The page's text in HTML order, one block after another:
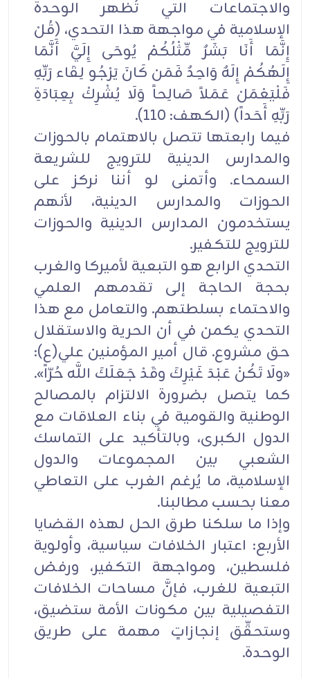
والاجتماعات التي تُظهر الوحدة
الإسلامية في مواجهة هذا التحدي، (قُلْ
إِنَّمَا أَنَا بَشَرٌ مِّثْلُكُمْ يُوحَى إِلَيَّ أَنَّمَا
إِلَهُكُمْ إِلَهٌ وَاحِدٌ فَمَن كَانَ يَرْجُو لِقَاء رَبِّهِ
فَلْيَعْمَلْ عَمَلاً صَالِحاً وَلَا يُشْرِكْ بِعِبَادَةِ
رَبِّهِ أَحَداً) (الكهف: 110).
فيما رابعتها تتصل بالاهتمام بالحوزات
والمدارس الدينية للترويج للشريعة
السمحاء. وأتمنى لو أننا نركز على
الحوزات والمدارس الدينية، لأنهم
يستخدمون المدارس الدينية والحوزات
للترويج للتكفير.
التحدي الرابع هو التبعية لأميركا والغرب
بحجة الحاجة إلى تقدمهم العلمي
والاحتماء بسلطتهم. والتعامل مع هذا
التحدي يكمن في أن الحرية والاستقلال
حق مشروع. قال أمير المؤمنين علي(ع):
«ولَا تَكُنْ عَبْدَ غَيْرِكَ وقَدْ جَعَلَكَ اللَّه حُرّاً».
كما يتصل بضرورة الالتزام بالمصالح
الوطنية والقومية في بناء العلاقات مع
الدول الكبرى، وبالتأكيد على التماسك
الشعبي بين المجموعات والدول
الإسلامية، ما يُرغم الغرب على التعاطي
معنا بحسب مطالبنا.
وإذا ما سلكنا طرق الحل لهذه القضايا
الأربع: اعتبار الخلافات سياسية، وأولوية
فلسطين، ومواجهة التكفير، ورفض
التبعية للغرب، فإنَّ مساحات الخلافات
التفصيلية بين مكونات الأمة ستضيق،
وستحقِّق إنجازاتٍ مهمة على طريق
الوحدة.